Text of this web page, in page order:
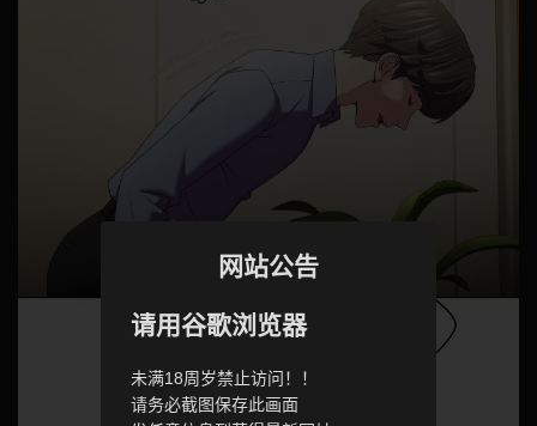
网站公告
请用谷歌浏览器
未满18周岁禁止访问！！
请务必截图保存此画面